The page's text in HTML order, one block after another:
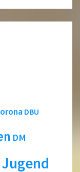
DBU
DM
Jugend